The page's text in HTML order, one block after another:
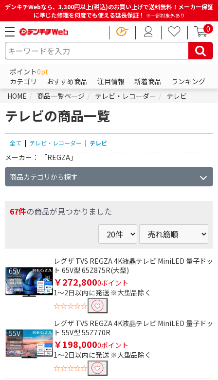
デンキチWebなら、3,300円以上(税込)のお買い上げで送料無料！メーカー保証
に準じた修理を何度でも使える延長保証！ ※一部対象外あり
0
ポイント0pt
カテゴリ
おすすめ商品 注目情報 新着商品
ランキング
HOME
商品一覧ページ テレビ・レコーダー テレビ
テレビの商品一覧
全て | テレビ・レコーダー | テレビ
メーカー：
「REGZA」
商品カテゴリから探す
67件の商品が見つかりました
レグザ TVS REGZA 4K液晶テレビ MiniLED 量子ドッ
ト 65V型 65Z875R(大型)
￥272,8000ポイント
1～2日以内に発送 ※大型品除く
☆☆☆☆☆
レグザ TVS REGZA 4K液晶テレビ MiniLED 量子ドッ
ト 55V型 55Z770R
￥198,0000ポイント
1～2日以内に発送 ※大型品除く
☆☆☆☆☆